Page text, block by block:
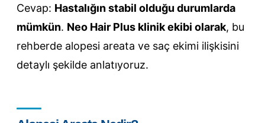
Cevap: Hastalığın stabil olduğu durumlarda
mümkün. Neo Hair Plus klinik ekibi olarak, bu
rehberde alopesi areata ve saç ekimi ilişkisini
detaylı şekilde anlatıyoruz.